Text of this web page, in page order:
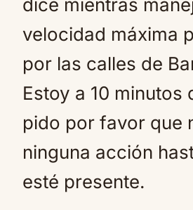
dice mientras
velocidad máxima
por las calles de
Estoy a 10 minutos
pido por favor que
ninguna acción
esté presente.